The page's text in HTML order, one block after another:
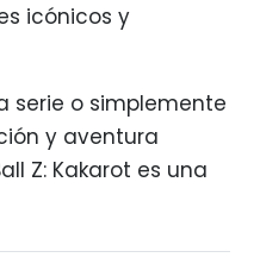
icónicos y
serie o simplemente
y aventura
Z: Kakarot es una